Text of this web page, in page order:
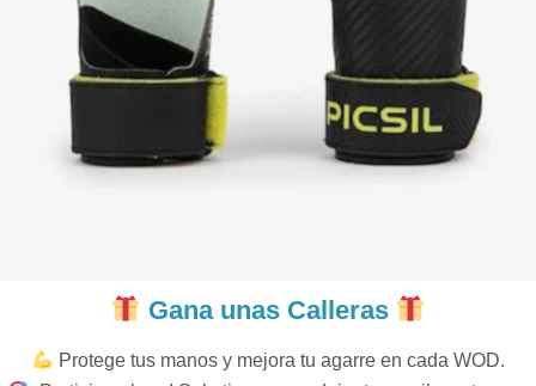
Gana unas Calleras
Protege tus manos y mejora tu agarre en cada WOD.